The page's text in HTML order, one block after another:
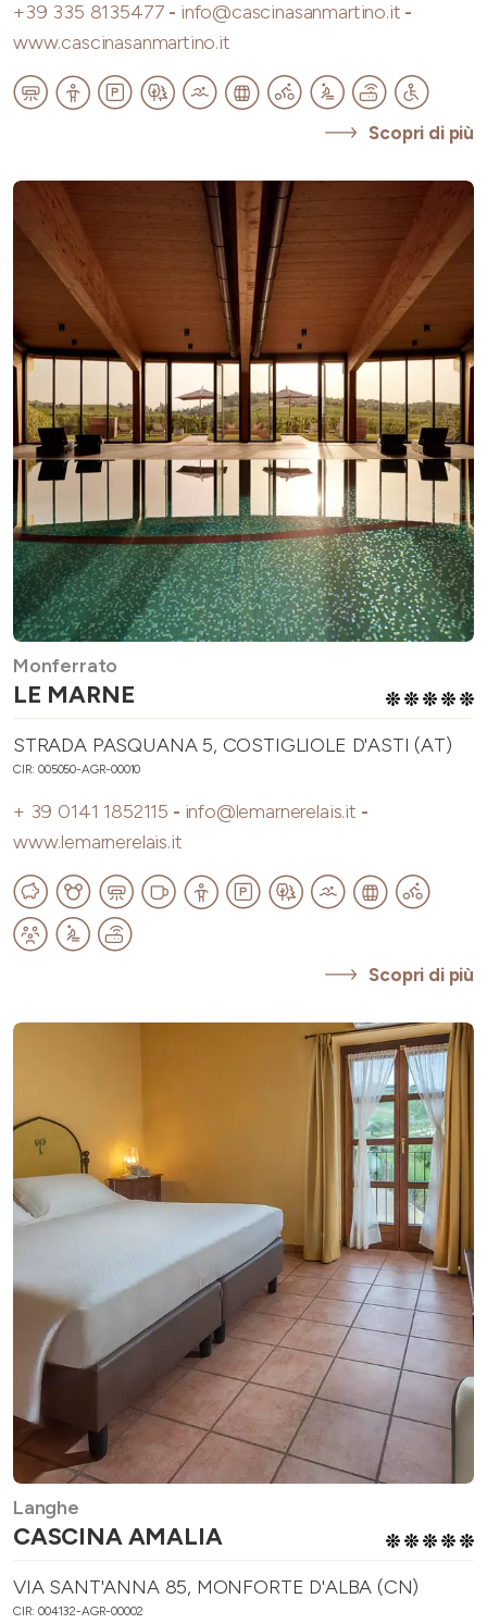
+39 335 8135477 - info@cascinasanmartino.it -
www.cascinasanmartino.it
Scopri di più
Monferrato
LE MARNE
STRADA PASQUANA 5, COSTIGLIOLE D'ASTI (AT)
CIR: 005050-AGR-00010
+ 39 0141 1852115 - info@lemarnerelais.it -
www.lemarnerelais.it
Scopri di più
Langhe
CASCINA AMALIA
VIA SANT'ANNA 85, MONFORTE D'ALBA (CN)
CIR: 004132-AGR-00002